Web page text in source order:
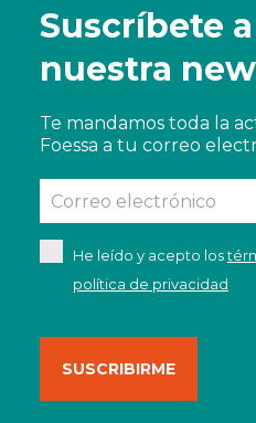
Suscríbete a
nuestra
Te mandamos toda la
Foessa a tu correo
He leído y acepto los
política de privacidad